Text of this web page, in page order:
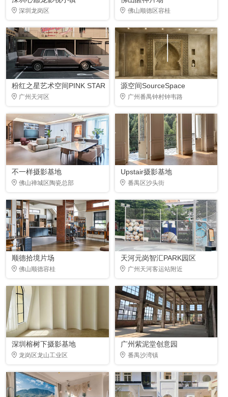
深圳龙岗区 佛山顺德区容桂
粉红之星艺术空间PINK STAR
广州天河区
源空间SourceSpace
广州番禺钟村钟韦路
不一样摄影基地
佛山禅城区陶瓷总部
Upstair摄影基地
番禺区沙头街
顺德拾境片场
佛山顺德容桂
天河元岗智汇PARK园区
广州天河客运站附近
深圳榕树下摄影基地
龙岗区龙山工业区
广州紫泥堂创意园
番禺沙湾镇